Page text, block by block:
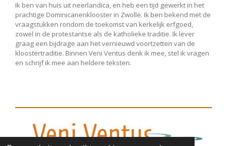
Ik ben van huis uit neerlandica, en heb een tijd gewerkt in het
prachtige Dominicanenklooster in Zwolle. Ik ben bekend met de
vraagstukken rondom de toekomst van kerkelijk erfgoed,
zowel in de protestantse als de katholieke traditie. Ik lever
graag een bijdrage aan het vernieuwd voortzetten van de
kloostertraditie. Binnen Veni Ventus denk ik mee, stel ik vragen
en schrijf ik mee aan heldere teksten.